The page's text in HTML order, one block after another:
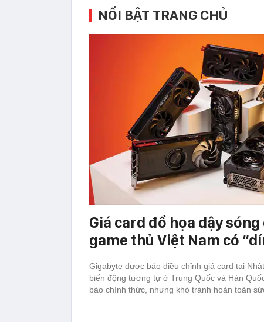
NỔI BẬT TRANG CHỦ
Giá card đồ họa dậy sóng
game thủ Việt Nam có
Gigabyte được báo điều chỉnh giá card tại
biến động tương tự ở Trung Quốc và Hàn
báo chính thức, nhưng khó tránh hoàn toàn